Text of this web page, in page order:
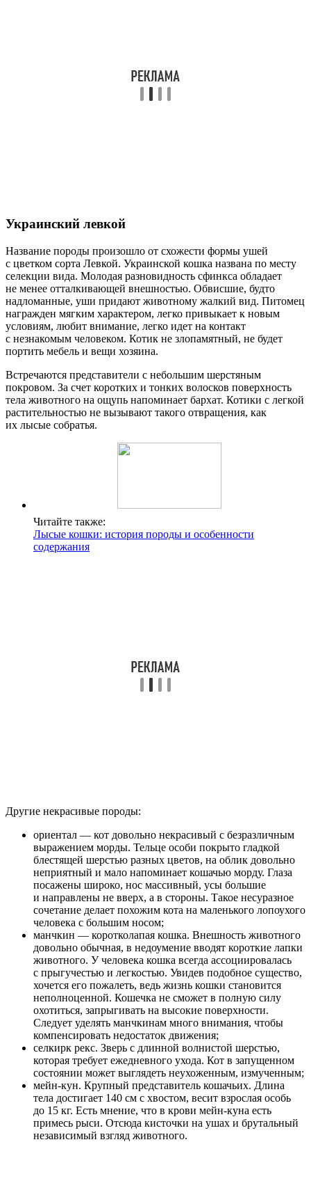
Украинский левкой
Название породы произошло от схожести формы ушей
с цветком сорта Левкой. Украинской кошка названа по месту
селекции вида. Молодая разновидность сфинкса обладает
не менее отталкивающей внешностью. Обвисшие, будто
надломанные, уши придают животному жалкий вид. Питомец
награжден мягким характером, легко привыкает к новым
условиям, любит внимание, легко идет на контакт
с незнакомым человеком. Котик не злопамятный, не будет
портить мебель и вещи хозяина.
Встречаются представители с небольшим шерстяным
покровом. За счет коротких и тонких волосков поверхность
тела животного на ощупь напоминает бархат. Котики с легкой
растительностью не вызывают такого отвращения, как
их лысые собратья.
Читайте также:
Лысые кошки: история породы и особенности
содержания
Другие некрасивые породы:
ориентал — кот довольно некрасивый с безразличным
выражением морды. Тельце особи покрыто гладкой
блестящей шерстью разных цветов, на облик довольно
неприятный и мало напоминает кошачью морду. Глаза
посажены широко, нос массивный, усы большие
и направлены не вверх, а в стороны. Такое несуразное
сочетание делает похожим кота на маленького лопоухого
человека с большим носом;
манчкин — коротколапая кошка. Внешность животного
довольно обычная, в недоумение вводят короткие лапки
животного. У человека кошка всегда ассоциировалась
с прыгучестью и легкостью. Увидев подобное существо,
хочется его пожалеть, ведь жизнь кошки становится
неполноценной. Кошечка не сможет в полную силу
охотиться, запрыгивать на высокие поверхности.
Следует уделять манчкинам много внимания, чтобы
компенсировать недостаток движения;
селкирк рекс. Зверь с длинной волнистой шерстью,
которая требует ежедневного ухода. Кот в запущенном
состоянии может выглядеть неухоженным, измученным;
мейн-кун. Крупный представитель кошачьих. Длина
тела достигает 140 см с хвостом, весит взрослая особь
до 15 кг. Есть мнение, что в крови мейн-куна есть
примесь рыси. Отсюда кисточки на ушах и брутальный
независимый взгляд животного.